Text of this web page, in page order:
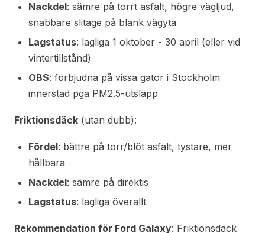
Nackdel: sämre på torrt asfalt, högre vägljud,
snabbare slitage på blank vägyta
Lagstatus: lagliga 1 oktober - 30 april (eller vid
vintertillstånd)
OBS: förbjudna på vissa gator i Stockholm
innerstad pga PM2.5-utsläpp
Friktionsdäck (utan dubb):
Fördel: bättre på torr/blöt asfalt, tystare, mer
hållbara
Nackdel: sämre på direktis
Lagstatus: lagliga överallt
Rekommendation för Ford Galaxy: Friktionsdäck